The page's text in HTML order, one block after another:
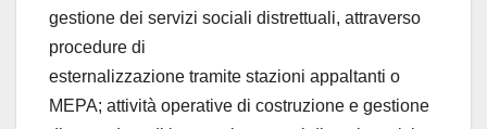
gestione dei servizi sociali distrettuali, attraverso
procedure di
esternalizzazione tramite stazioni appaltanti o
MEPA; attività operative di costruzione e gestione